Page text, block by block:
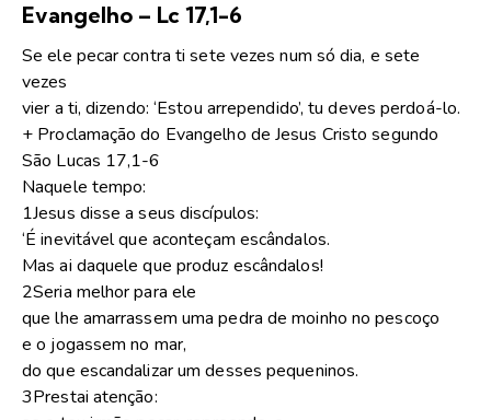
Evangelho – Lc 17,1-6
Se ele pecar contra ti sete vezes num só dia, e sete
vezes
vier a ti, dizendo: ‘Estou arrependido’, tu deves perdoá-lo.
+ Proclamação do Evangelho de Jesus Cristo segundo
São Lucas 17,1-6
Naquele tempo:
1Jesus disse a seus discípulos:
‘É inevitável que aconteçam escândalos.
Mas ai daquele que produz escândalos!
2Seria melhor para ele
que lhe amarrassem uma pedra de moinho no pescoço
e o jogassem no mar,
do que escandalizar um desses pequeninos.
3Prestai atenção: